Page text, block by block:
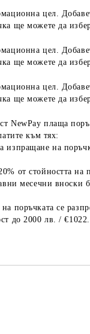
цел.
ще можете да
цел.
ще можете да
цел.
ще можете да
NewPay плаща
към тях:
на
от стойността на
месечни вноски
поръчката се
до 2000 лв. /